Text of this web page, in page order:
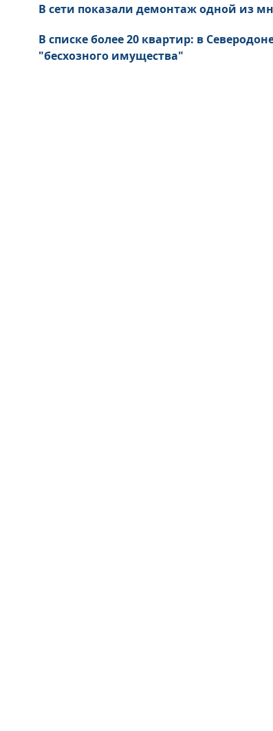
В сети показали демонтаж одной из
В списке более 20 квартир: в
"бесхозного имущества"